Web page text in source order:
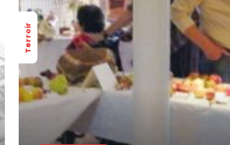
Terroir